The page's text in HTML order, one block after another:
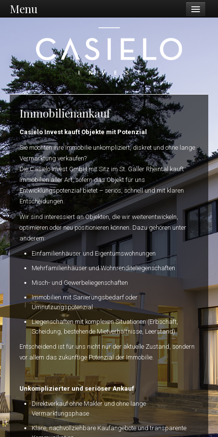
Menu
Philosophie
Vision / Mission
Dienstleistungen
Unternehmen
Standort Ostschweiz
Was wir tun
Ankauf
Sanierungen
Projektentwicklung
Immobilien
Kontakt
Immobilienankauf
Casielo Invest kauft Objekte mit Potenzial
Sie möchten Ihre Immobilie unkompliziert, diskret und ohne lange
Vermarktung verkaufen?
Die Casielo Invest GmbH mit Sitz im St. Galler Rheintal kauft
Immobilien aller Art, sofern das Objekt für uns
Entwicklungspotenzial bietet – seriös, schnell und mit klaren
Entscheidungen.
Wir sind interessiert an Objekten, die wir weiterentwickeln,
optimieren oder neu positionieren können. Dazu gehören unter
anderem:
Einfamilienhäuser und Eigentumswohnungen
Mehrfamilienhäuser und Wohnrenditeliegenschaften
Misch- und Gewerbeliegenschaften
Immobilien mit Sanierungsbedarf oder
Umnutzungspotenzial
Liegenschaften mit komplexen Situationen (Erbschaft,
Scheidung, bestehende Mietverhältnisse, Leerstand)
Entscheidend ist für uns nicht nur der aktuelle Zustand, sondern
vor allem das zukünftige Potenzial der Immobilie.
Unkomplizierter und seriöser Ankauf
Direktverkauf ohne Makler und ohne lange
Vermarktungsphase
Klare, nachvollziehbare Kaufangebote und transparente